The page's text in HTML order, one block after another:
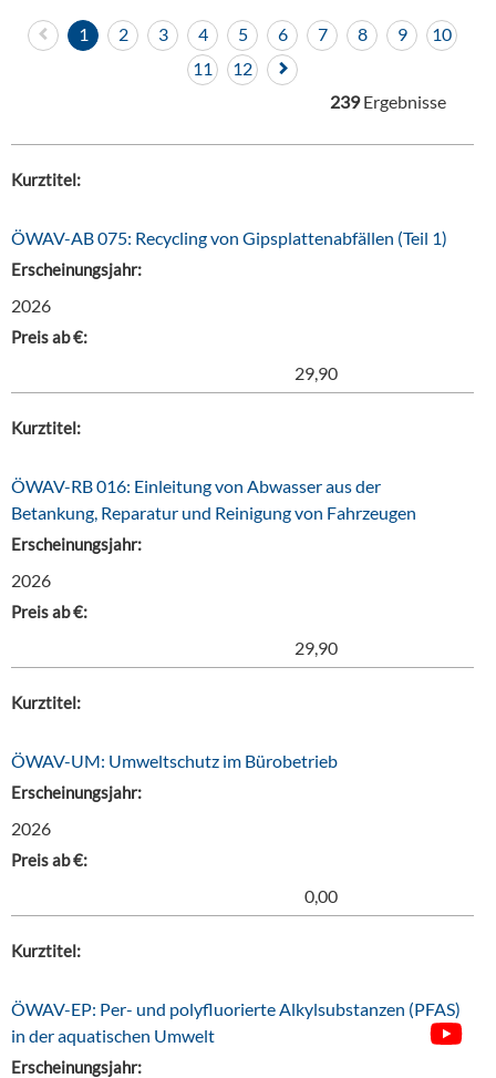
1 2 3 4 5 6 7 8 9
10
11
12
239Ergebnisse
Kurztitel:
ÖWAV-AB 075: Recycling von Gipsplattenabfällen (Teil 1)
Erscheinungsjahr:
2026
Preis ab €:
29,90
Kurztitel:
ÖWAV-RB 016: Einleitung von Abwasser aus der
Betankung, Reparatur und Reinigung von Fahrzeugen
Erscheinungsjahr:
2026
Preis ab €:
29,90
Kurztitel:
ÖWAV-UM: Umweltschutz im Bürobetrieb
Erscheinungsjahr:
2026
Preis ab €:
0,00
Kurztitel:
ÖWAV-EP: Per- und polyfluorierte Alkylsubstanzen (PFAS)
in der aquatischen Umwelt
Erscheinungsjahr: